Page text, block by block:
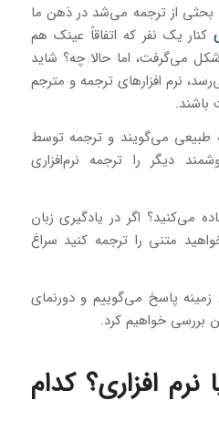
از ترجمه می‌شد در ذهن ما
کنار یک نفر که اتفاقاً عینک هم
می‌گرفت، اما حالا چه؟ شاید
نرم‌ افزارهای ترجمه و مترجم
باشند.
طبیعی می‌گویند و ترجمه توسط
دیگر را ترجمه نرم‌افزاری
می‌کنید؟ اگر در یادگیری زبان
متنی را ترجمه کنید سراغ
زمینه پاسخ می‌گوییم و دورنمای
بررسی خواهیم کرد.
افزاری؟ کدام